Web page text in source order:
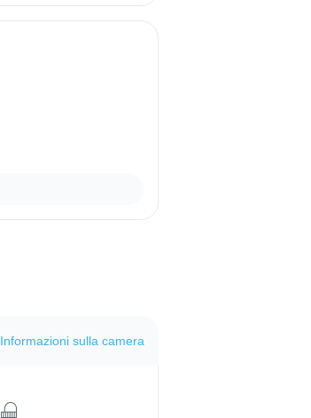
Informazioni sulla camera